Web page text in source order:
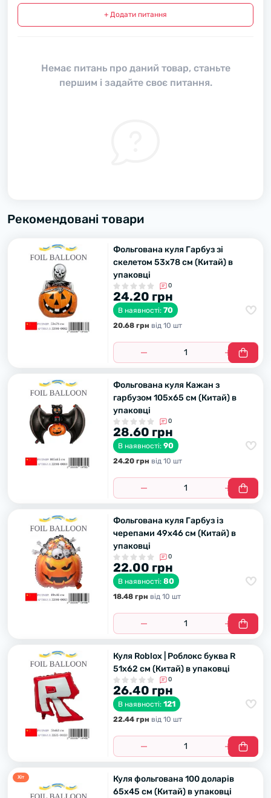
+ Додати питання
Немає питань про даний товар, станьте
першим і задайте своє питання.
Рекомендовані товари
Фольгована куля Гарбуз зі
скелетом 53х78 см (Китай) в
упаковці
0
24.20 грн
В наявності: 70
20.68 грн вiд 10 шт
Фольгована куля Кажан з
гарбузом 105х65 см (Китай) в
упаковці
0
28.60 грн
В наявності: 90
24.20 грн вiд 10 шт
Фольгована куля Гарбуз із
черепами 49х46 см (Китай) в
упаковці
0
22.00 грн
В наявності: 80
18.48 грн вiд 10 шт
Куля Roblox | Роблокс буква R
51х62 см (Китай) в упаковці
0
26.40 грн
В наявності: 121
22.44 грн вiд 10 шт
Хiт
Куля фольгована 100 доларів
65х45 см (Китай) в упаковці